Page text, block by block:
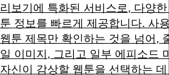
보기에 특화된 서비스로, 다양
정보를 빠르게 제공합니다. 사
툰 제목만 확인하는 것을 넘어,
이미지, 그리고 일부 에피소드
신이 감상할 웹툰을 선택하는